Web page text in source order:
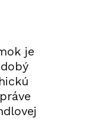
je